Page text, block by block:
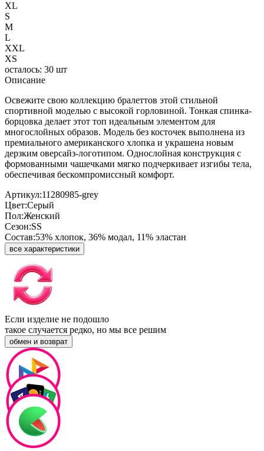
XL
S
M
L
XXL
XS
осталось: 30 шт
Описание
Освежите свою коллекцию бралеттов этой стильной
спортивной моделью с высокой горловиной. Тонкая спинка-
борцовка делает этот топ идеальным элементом для
многослойных образов. Модель без косточек выполнена из
премиального американского хлопка и украшена новым
дерзким оверсайз-логотипом. Однослойная конструкция с
формованными чашечками мягко подчеркивает изгибы тела,
обеспечивая бескомпромиссный комфорт.
Артикул:11280985-grey
Цвет:Серый
Пол:Женский
Сезон:SS
Состав:53% хлопок, 36% модал, 11% эластан
все характеристики
Если изделие не подошло
такое случается редко, но мы все решим
обмен и возврат